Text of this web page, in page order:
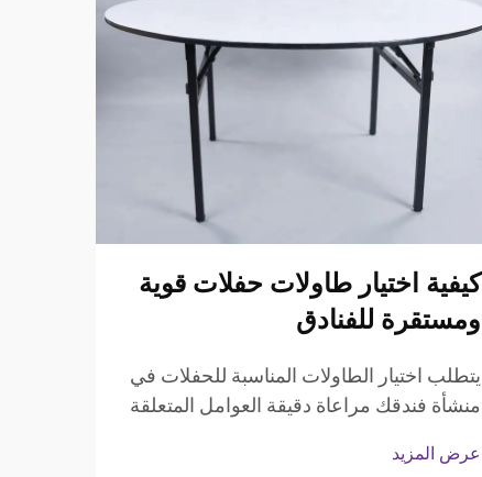
كيفية اختيار طاولات حفلات قوية
ومستقرة للفنادق
يتطلب اختيار الطاولات المناسبة للحفلات في
منشأة فندقك مراعاة دقيقة العوامل المتعلقة
على مديري الفنادق وأخصائي المشتريات
عرض المزيد